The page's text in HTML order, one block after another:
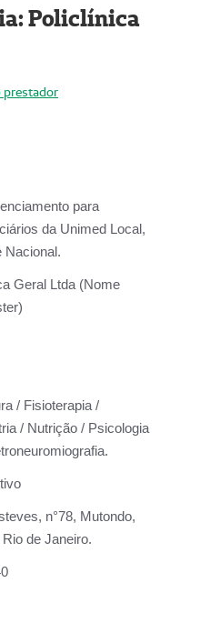
Policlínica
prestador
para
da Unimed Local,
Nacional.
Geral Ltda (Nome
/ Fisioterapia /
/ Nutrição / Psicologia
n°78, Mutondo,
de Janeiro.